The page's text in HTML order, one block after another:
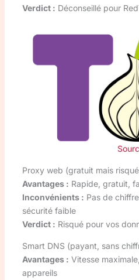
Verdict : Déconseillé pour
Proxy web (gratuit mais
Avantages : Rapide, gratuit,
Inconvénients : Pas de
sécurité faible
Verdict : Risqué pour vos
Smart DNS (payant, sans
Avantages : Vitesse
appareils